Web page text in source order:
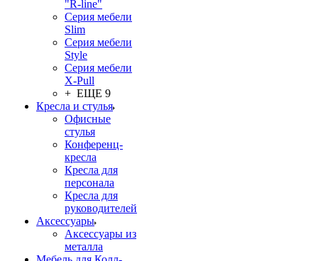
"R-line"
Серия мебели
Slim
Серия мебели
Style
Серия мебели
X-Pull
+ ЕЩЕ 9
Кресла и стулья
Офисные
стулья
Конференц-
кресла
Кресла для
персонала
Кресла для
руководителей
Аксессуары
Аксессуары из
металла